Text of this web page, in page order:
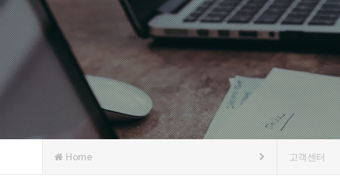
조직도
인증현황
오시는길
DB 시리즈
CM 시리즈
K1 시리즈
HT 시리즈
Home 고객센터